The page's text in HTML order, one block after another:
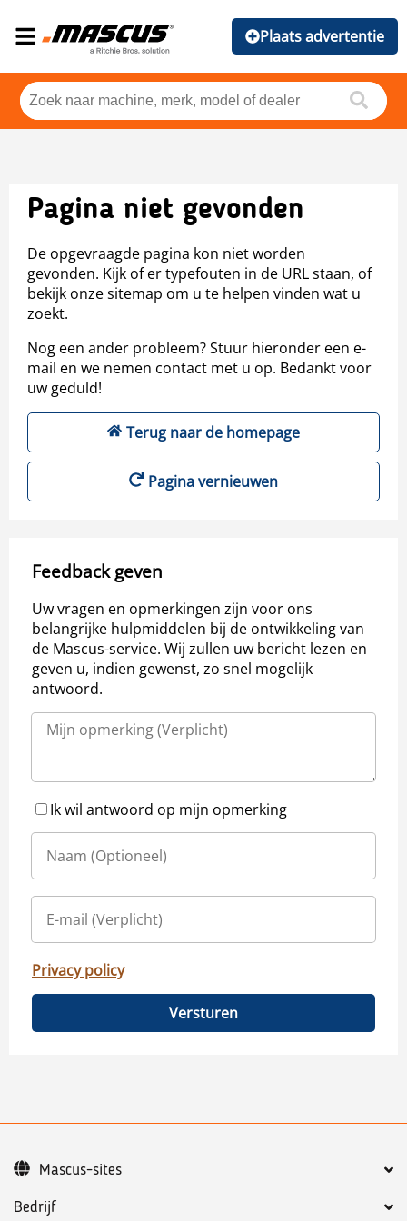
Plaats advertentie
Pagina niet gevonden
De opgevraagde pagina kon niet worden
gevonden. Kijk of er typefouten in de URL staan, of
bekijk onze sitemap om u te helpen vinden wat u
zoekt.
Nog een ander probleem? Stuur hieronder een e-
mail en we nemen contact met u op. Bedankt voor
uw geduld!
Terug naar de homepage
Pagina vernieuwen
Feedback geven
Uw vragen en opmerkingen zijn voor ons
belangrijke hulpmiddelen bij de ontwikkeling van
de Mascus-service. Wij zullen uw bericht lezen en
geven u, indien gewenst, zo snel mogelijk
antwoord.
Ik wil antwoord op mijn opmerking
Privacy policy
Versturen
Bedrijf
Mascus-sites